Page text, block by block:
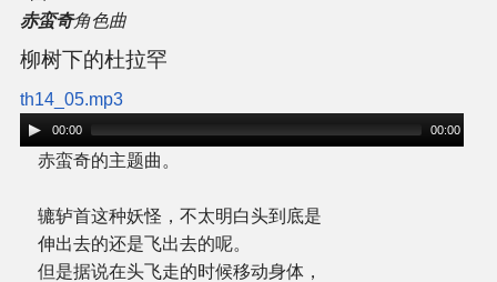
赤蛮奇角色曲
柳树下的杜拉罕
th14_05.mp3
00:00 00:00
赤蛮奇的主题曲。
辘轳首这种妖怪，不太明白头到底是
伸出去的还是飞出去的呢。
但是据说在头飞走的时候移动身体，